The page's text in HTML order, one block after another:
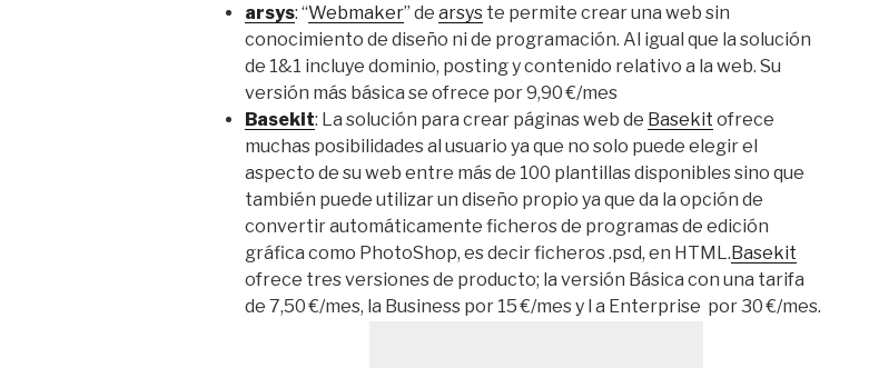
arsys: “Webmaker” de arsys te permite crear una web sin
conocimiento de diseño ni de programación. Al igual que la solución
de 1&1 incluye dominio, posting y contenido relativo a la web. Su
versión más básica se ofrece por 9,90 €/mes
Basekit: La solución para crear páginas web de Basekit ofrece
muchas posibilidades al usuario ya que no solo puede elegir el
aspecto de su web entre más de 100 plantillas disponibles sino que
también puede utilizar un diseño propio ya que da la opción de
convertir automáticamente ficheros de programas de edición
gráfica como PhotoShop, es decir ficheros .psd, en HTML.Basekit
ofrece tres versiones de producto; la versión Básica con una tarifa
de 7,50 €/mes, la Business por 15 €/mes y l a Enterprise por 30 €/mes.